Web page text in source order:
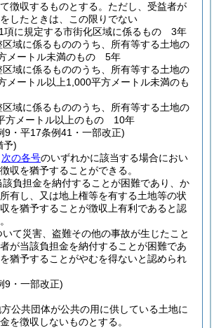
徴収するものとする。 ただし、受益者が
したときは、この限りでない
項に規定する市街化区域に係るもの 3年
区域に係るもののうち、所有等する土地の
メートル未満のもの 5年
区域に係るもののうち、所有等する土地の
メートル以上1,000平方メートル未満のも
区域に係るもののうち、所有等する土地の
方メートル以上のもの 10年
9・平17条例41・一部改正)
予)
次の各号のいずれかに該当する場合におい
収を猶予することができる。
該負担金を納付することが困難であり、か
有し、又は地上権等を有する土地等の状
を猶予することが徴収上有利であると認
て災害、盗難その他の事故が生じたこと
が当該負担金を納付することが困難であ
猶予することがやむを得ないと認められ
9・一部改正)
公共団体が公共の用に供している土地に
を徴収しないものとする。